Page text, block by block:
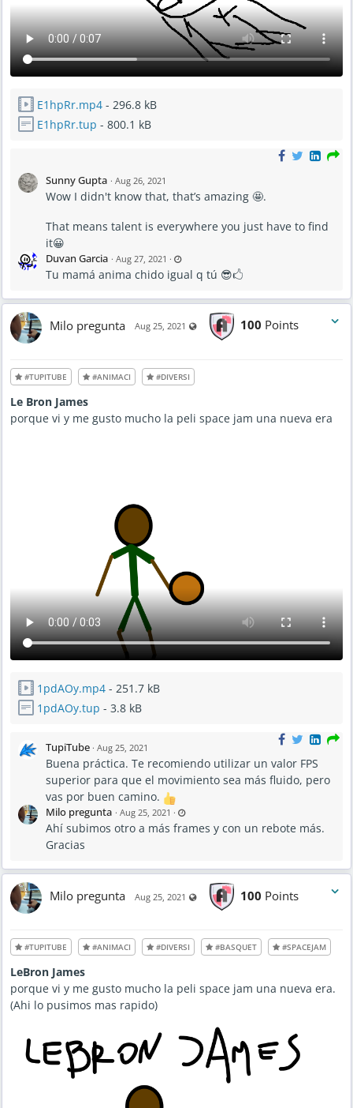
E1hpRr.mp4 - 296.8 kB
E1hpRr.tup - 800.1 kB
Sunny Gupta · Aug 26, 2021
Wow I didn't know that, that’s amazing 🤩.
That means talent is everywhere you just have to find
it😀
Duvan Garcia · Aug 27, 2021 · L
a
s
t
p
d
t
g
2
7
2
Tu mamá anima chido igual q tú 😎🖒
Milo pregunta Aug 25, 2021 Visible also to unregistered users
100 Points
#TUPITUBE #ANIMACI #DIVERSI
Le Bron James
porque vi y me gusto mucho la peli space jam una nueva era
1pdAOy.mp4 - 251.7 kB
1pdAOy.tup - 3.8 kB
TupiTube · Aug 25, 2021
Buena práctica. Te recomiendo utilizar un valor FPS
superior para que el movimiento sea más fluido, pero
vas por buen camino.
Milo pregunta · Aug 25, 2021 · L
a
s
t
a
d
5
,
2
-
P
M
Ahí subimos otro a más frames y con un rebote más.
Gracias
Milo pregunta Aug 25, 2021 Visible also to unregistered users
100 Points
#TUPITUBE #ANIMACI #DIVERSI #BASQUET #SPACEJAM
LeBron James
porque vi y me gusto mucho la peli space jam una nueva era.
(Ahi lo pusimos mas rapido)